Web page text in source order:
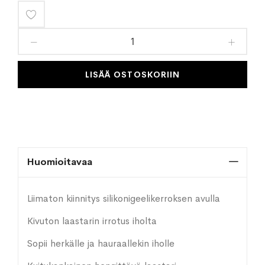
toivelistaan
LISÄÄ OSTOSKORIIN
Huomioitavaa
Liimaton kiinnitys silikonigeelikerroksen avulla
Kivuton laastarin irrotus iholta
Sopii herkälle ja hauraallekin iholle